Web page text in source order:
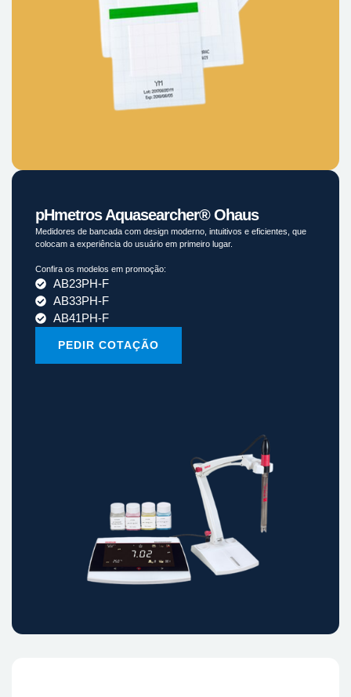
pHmetros Aquasearcher® Ohaus
Medidores de bancada com design moderno, intuitivos e eficientes, que
colocam a experiência do usuário em primeiro lugar.
Confira os modelos em promoção:
AB23PH-F
AB33PH-F
AB41PH-F
PEDIR COTAÇÃO